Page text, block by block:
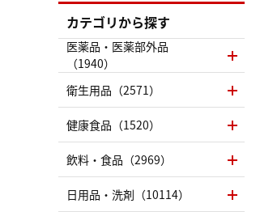
カテゴリから探す
医薬品・医薬部外品
（1940）
衛生用品（2571）
健康食品（1520）
飲料・食品（2969）
日用品・洗剤（10114）